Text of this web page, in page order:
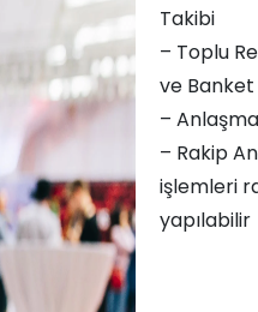
Takibi
– Toplu
ve Banket
–
– Rakip
işlemleri
yapılabilir